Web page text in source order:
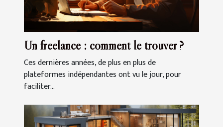
Un freelance : comment le trouver ?
Ces dernières années, de plus en plus de
plateformes indépendantes ont vu le jour, pour
faciliter...